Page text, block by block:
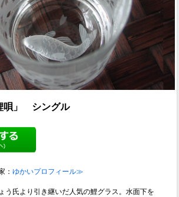
唄」 シングル
：ゆかいプロフィール≫
う氏より引き継いだ人気の鯉グラス。水面下を